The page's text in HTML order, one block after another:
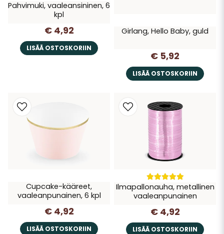
Pahvimuki, vaaleansininen, 6
kpl
€ 4,92
LISÄÄ OSTOSKORIIN
Girlang, Hello Baby, guld
€ 5,92
LISÄÄ OSTOSKORIIN
Cupcake-kääreet,
vaaleanpunainen, 6 kpl
€ 4,92
LISÄÄ OSTOSKORIIN
Ilmapallonauha, metallinen
vaaleanpunainen
€ 4,92
LISÄÄ OSTOSKORIIN